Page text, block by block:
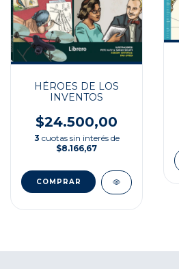
HÉROES DE LOS
INVENTOS
$24.500,00
3 cuotas sin interés de
$8.166,67